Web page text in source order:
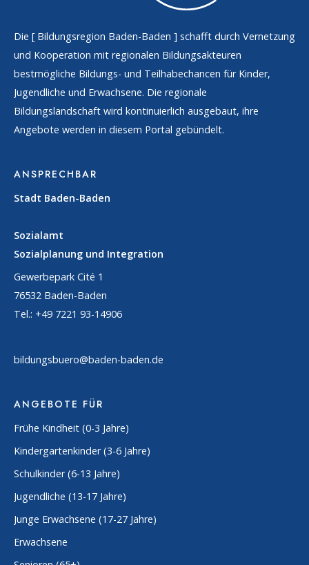
Die [ Bildungsregion Baden-Baden ] schafft durch Vernetzung
und Kooperation mit regionalen Bildungsakteuren
bestmögliche Bildungs- und Teilhabechancen für Kinder,
Jugendliche und Erwachsene. Die regionale
Bildungslandschaft wird kontinuierlich ausgebaut, ihre
Angebote werden in diesem Portal gebündelt.
ANSPRECHBAR
Stadt Baden-Baden
Sozialamt
Sozialplanung und Integration
Gewerbepark Cité 1
76532 Baden-Baden
Tel.: +49 7221 93-14906
bildungsbuero@baden-baden.de
ANGEBOTE FÜR
Frühe Kindheit (0-3 Jahre)
Kindergartenkinder (3-6 Jahre)
Schulkinder (6-13 Jahre)
Jugendliche (13-17 Jahre)
Junge Erwachsene (17-27 Jahre)
Erwachsene